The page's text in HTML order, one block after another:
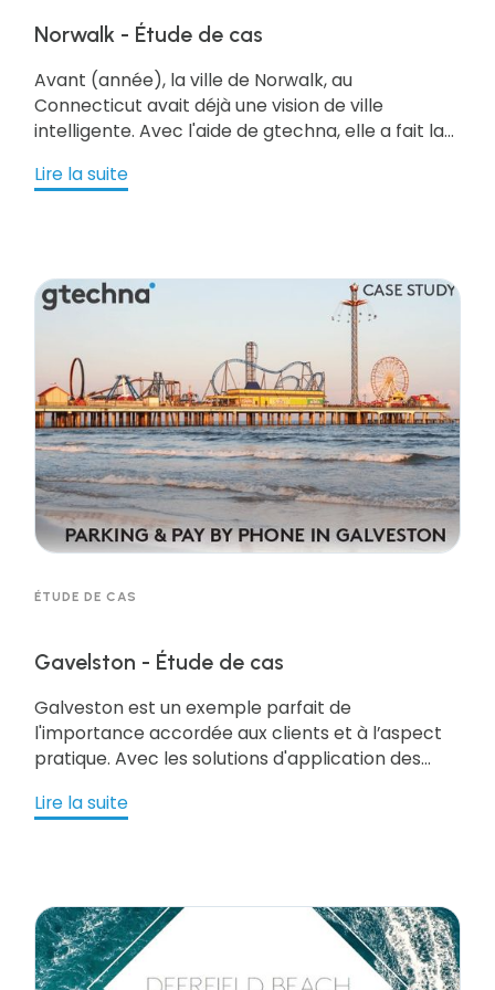
Norwalk - Étude de cas
Avant (année), la ville de Norwalk, au
Connecticut avait déjà une vision de ville
intelligente. Avec l'aide de gtechna, elle a fait la
de son stationnement par un organisme de
stationnement, des baux et d’autres frais
connexes, plutôt que de l'argent des
Lire la suite
ÉTUDE DE CAS
Gavelston - Étude de cas
Galveston est un exemple parfait de
l'importance accordée aux clients et à l’aspect
pratique. Avec les solutions d'application des
des délais de grâce aux touristes et aux résidents,
stationnement le long de sa célèbre digue.
Lire la suite